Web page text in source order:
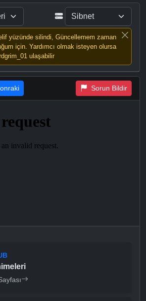
yüzünde silindi, Güncellemem zaman
için. Yardımcı olmak isteyen olursa
ulaşabilir
Sorun Bildir